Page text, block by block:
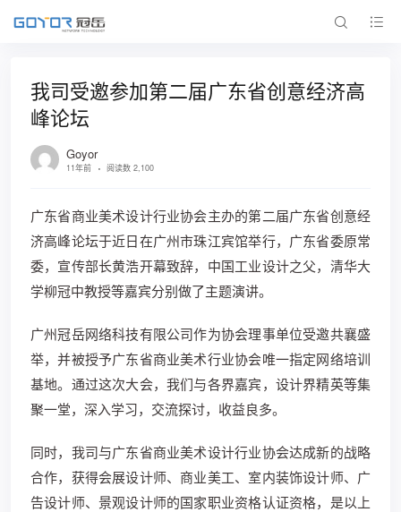
我司受邀参加第二届广东省创意经济高
峰论坛
Goyor
11年前 阅读数 2,100
广东省商业美术设计行业协会主办的第二届广东省创意经
济高峰论坛于近日在广州市珠江宾馆举行，广东省委原常
委，宣传部长黄浩开幕致辞，中国工业设计之父，清华大
学柳冠中教授等嘉宾分别做了主题演讲。
广州冠岳网络科技有限公司作为协会理事单位受邀共襄盛
举，并被授予广东省商业美术行业协会唯一指定网络培训
基地。通过这次大会，我们与各界嘉宾，设计界精英等集
聚一堂，深入学习，交流探讨，收益良多。
同时，我司与广东省商业美术设计行业协会达成新的战略
合作，获得会展设计师、商业美工、室内装饰设计师、广
告设计师、景观设计师的国家职业资格认证资格，是以上